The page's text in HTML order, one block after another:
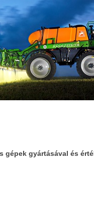
gépek gyártásával és